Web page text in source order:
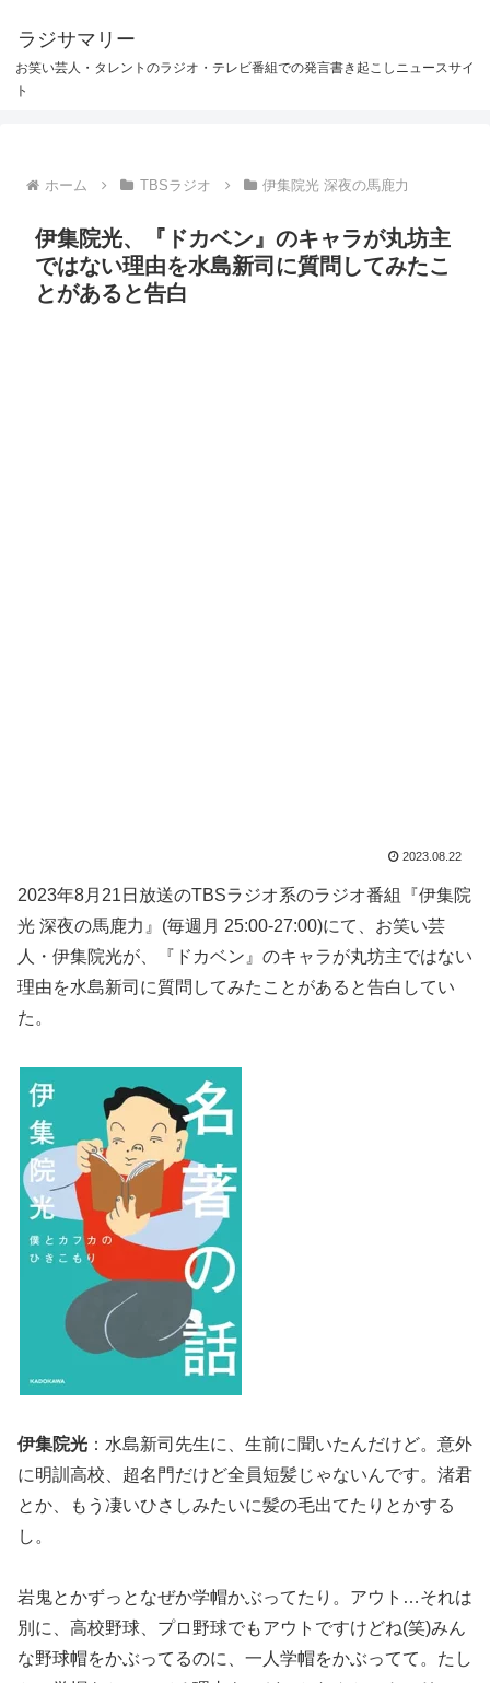
ラジサマリー
お笑い芸人・タレントのラジオ・テレビ番組での発言書き起こしニュースサイ
ト
ホーム TBSラジオ 伊集院光 深夜の馬鹿力
伊集院光、『ドカベン』のキャラが丸坊主
ではない理由を水島新司に質問してみたこ
とがあると告白
2023.08.22
2023年8月21日放送のTBSラジオ系のラジオ番組『伊集院
光 深夜の馬鹿力』(毎週月 25:00-27:00)にて、お笑い芸
人・伊集院光が、『ドカベン』のキャラが丸坊主ではない
理由を水島新司に質問してみたことがあると告白してい
た。
伊集院光 ：水島新司先生に、生前に聞いたんだけど。意外
に明訓高校、超名門だけど全員短髪じゃないんです。渚君
とか、もう凄いひさしみたいに髪の毛出てたりとかする
し。
岩鬼とかずっとなぜか学帽かぶってたり。アウト…それは
別に、高校野球、プロ野球でもアウトですけどね(笑)みん
な野球帽をかぶってるのに、一人学帽をかぶってて。たし